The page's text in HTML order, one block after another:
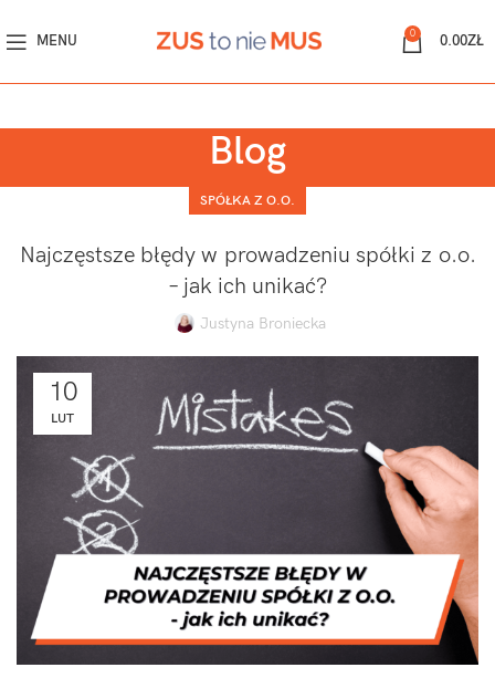
MENU 0 0.00ZŁ
Blog
SPÓŁKA Z O.O.
Najczęstsze błędy w prowadzeniu spółki z o.o.
– jak ich unikać?
Justyna Broniecka
10
LUT